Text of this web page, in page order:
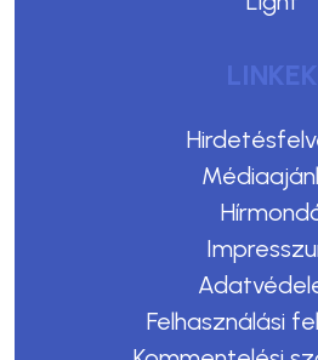
LINKEK
Felhasználási